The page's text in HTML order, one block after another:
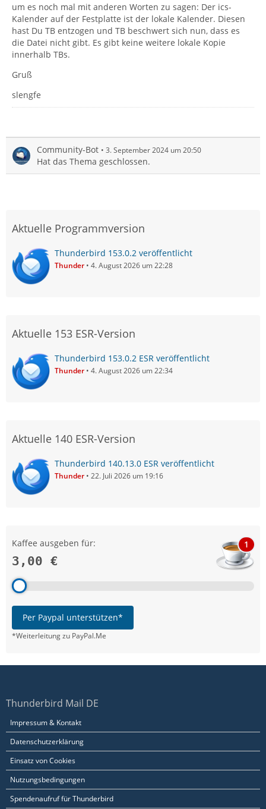
um es noch mal mit anderen Worten zu sagen: Der ics-
Kalender auf der Festplatte ist der lokale Kalender. Diesen
hast Du TB entzogen und TB beschwert sich nun, dass es
die Datei nicht gibt. Es gibt keine weitere lokale Kopie
innerhalb TBs.
Gruß
slengfe
Community-Bot 3. September 2024 um 20:50
Hat das Thema geschlossen.
Aktuelle Programmversion
Thunderbird 153.0.2 veröffentlicht
Thunder 4. August 2026 um 22:28
Aktuelle 153 ESR-Version
Thunderbird 153.0.2 ESR veröffentlicht
Thunder 4. August 2026 um 22:34
Aktuelle 140 ESR-Version
Thunderbird 140.13.0 ESR veröffentlicht
Thunder 22. Juli 2026 um 19:16
Kaffee ausgeben für:
3,00 €
1
Per Paypal unterstützen*
*Weiterleitung zu PayPal.Me
Thunderbird Mail DE
Impressum & Kontakt
Datenschutzerklärung
Einsatz von Cookies
Nutzungsbedingungen
Spendenaufruf für Thunderbird